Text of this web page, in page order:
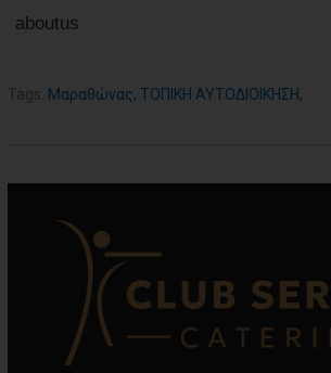
aboutus
Tags: Μαραθώνας, ΤΟΠΙΚΗ ΑΥΤΟΔΙΟΙΚΗΣΗ,